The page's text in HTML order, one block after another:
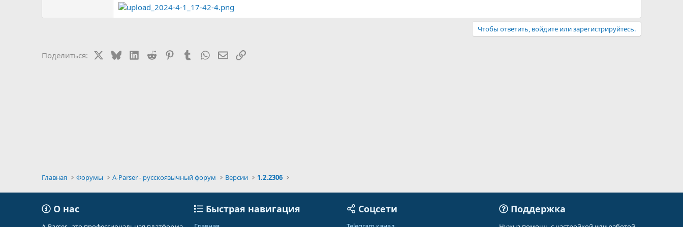
Чтобы ответить, войдите или зарегистрируйтесь.
Поделиться: BlueskyLinkedIn
Reddit PinterestTumblrWhatsAppЭлектронная почта
Ссылка
Главная Форумы A-Parser - русскоязычный форум Версии 1.2.2306
О нас Быстрая навигация Соцсети Поддержка